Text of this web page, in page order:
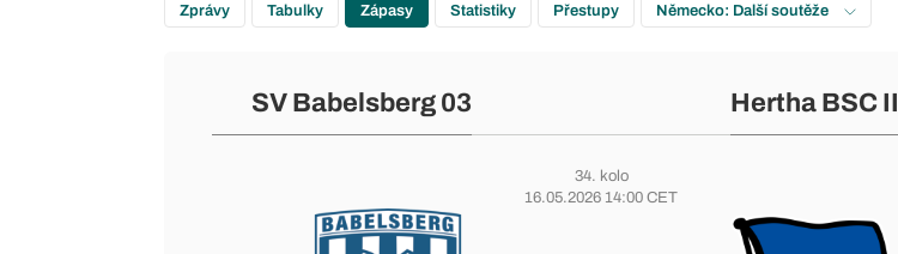
Zprávy Tabulky Zápasy Statistiky Přestupy Německo: Další soutěže
SV Babelsberg 03 Hertha BSC II
34. kolo
16.05.2026 14:00 CET